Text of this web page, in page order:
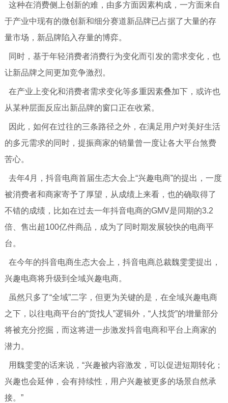
这种在消费侧上创新的难，由多方面因素构成，一方面来自
于产业中现有的微创新和细分赛道新品牌已占据了大量的存
量市场，新品牌陷入存量的博弈。
同时，基于年轻消费者消费行为变化而引发的需求变化，也
让新品牌之间更加竞争激烈。
在产业上变化和消费者需求变化等多重因素叠加下，或许也
从某种层面反应出新品牌的窗口正在收紧。
因此，如何在过往的三条路径之外，在满足用户对美好生活
的多元需求的同时，提振商家的销量曾一度让各大平台煞费
苦心。
去年4月，抖音电商首届生态大会上“兴趣电商”的提出，一度
被消费者和商家寄予了厚望，从成绩上来看，也的确取得了
不错的成绩，比如在过去一年抖音电商的GMV是同期的3.2
倍、售出超100亿件商品，成为了同时期发展较快的电商平
台。
在今年的抖音电商生态大会上，抖音电商总裁魏雯雯提出，
兴趣电商将升级到全域兴趣电商。
虽然只多了“全域”二字，但更为关键的是，在全域兴趣电商
之下，以往电商平台的“货找人”逻辑外，“人找货”的增量部分
将被充分挖掘，而这将进一步激发抖音电商和平台上商家的
潜力。
用魏雯雯的话来说，“兴趣被内容激发，可以促进短期转化；
兴趣也会延伸，会有持续性，用户兴趣被更多的场景自然承
接。”